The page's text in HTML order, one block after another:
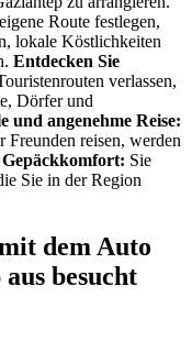
Route festlegen,
lokale Köstlichkeiten
Entdecken Sie
verlassen,
Dörfer und
und angenehme Reise:
Freunden reisen, werden
Gepäckkomfort: Sie
Sie in der Region
dem Auto
besucht